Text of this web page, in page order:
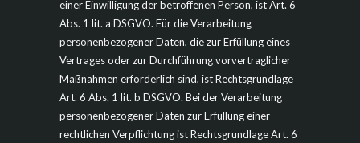
einer Einwilligung der betroffenen Person, ist Art. 6
Abs. 1 lit. a DSGVO. Für die Verarbeitung
personenbezogener Daten, die zur Erfüllung eines
Vertrages oder zur Durchführung vorvertraglicher
Maßnahmen erforderlich sind, ist Rechtsgrundlage
Art. 6 Abs. 1 lit. b DSGVO. Bei der Verarbeitung
personenbezogener Daten zur Erfüllung einer
rechtlichen Verpflichtung ist Rechtsgrundlage Art. 6